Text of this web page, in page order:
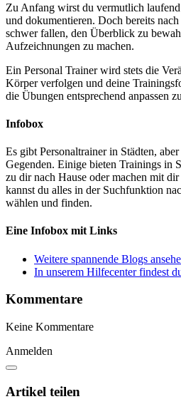
Zu Anfang wirst du vermutlich
und dokumentieren. Doch bereits
schwer fallen, den Überblick zu
Aufzeichnungen zu machen.
Ein Personal Trainer wird stets die
Körper verfolgen und deine
die Übungen entsprechend anpassen
Infobox
Es gibt Personaltrainer in Städten,
Gegenden. Einige bieten Trainings in
zu dir nach Hause oder machen mit
kannst du alles in der Suchfunktion
wählen und finden.
Eine Infobox mit Links
Weitere spannende Blogs
In unserem Hilfecenter findest
Kommentare
Keine Kommentare
Anmelden
Artikel teilen